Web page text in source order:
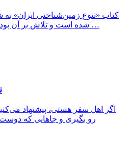
کتاب «تنوع زمین‌شناختی ایران»
شده است و تلاش بر آن بوده تا اغلب پدیده‌هایی که امکان …
اگر اهل سفر هستی، پیشنهاد
رو بگیری و جاهایی که